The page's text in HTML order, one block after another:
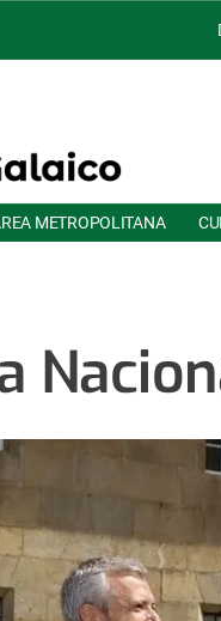
METROPOLITANA